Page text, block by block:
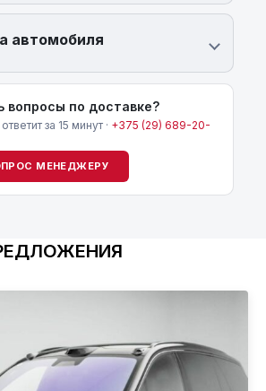
автомобиля
вопросы по доставке?
за 15 минут · +375 (29) 689-20-
МЕНЕДЖЕРУ